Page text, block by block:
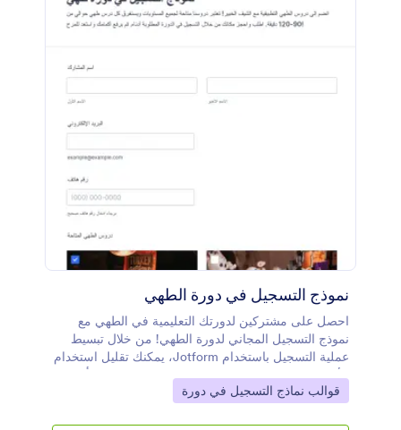
نموذج التسجيل في دورة الطهي
احصل على مشتركين لدورتك التعليمية في الطهي مع
نموذج التسجيل المجاني لدورة الطهي! من خلال تبسيط
عملية التسجيل باستخدام Jotform، يمكنك تقليل استخدام
الأوراق وإدارة جميع المعلومات الخاصة بك بسهولة أونلابن.
ابدأ بتخصيص هذا النموذج باستخدام أداة السحب والإفلات
Go to Category:
قوالب نماذج التسجيل في دورة